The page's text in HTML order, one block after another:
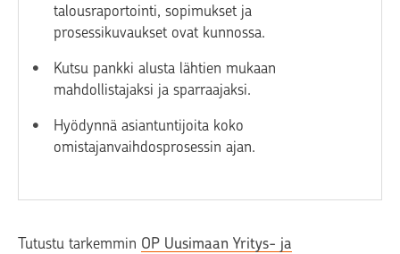
talousraportointi, sopimukset ja
prosessikuvaukset ovat kunnossa.
Kutsu pankki alusta lähtien mukaan
mahdollistajaksi ja sparraajaksi.
Hyödynnä asiantuntijoita koko
omistajanvaihdosprosessin ajan.
Tutustu tarkemmin OP Uusimaan Yritys- ja